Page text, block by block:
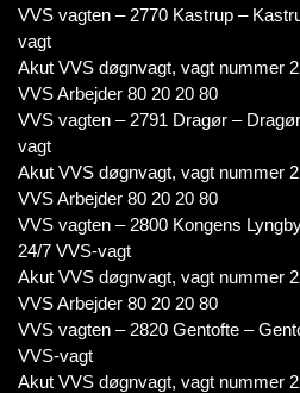
VVS vagten – 2770 Kastrup –
vagt
Akut VVS døgnvagt, vagt nummer
VVS Arbejder 80 20 20 80
VVS vagten – 2791 Dragør –
vagt
Akut VVS døgnvagt, vagt nummer
VVS Arbejder 80 20 20 80
VVS vagten – 2800 Kongens
24/7 VVS-vagt
Akut VVS døgnvagt, vagt nummer
VVS Arbejder 80 20 20 80
VVS vagten – 2820 Gentofte –
VVS-vagt
Akut VVS døgnvagt, vagt nummer